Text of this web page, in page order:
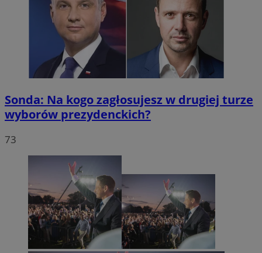
Sonda: Na kogo zagłosujesz w drugiej turze
wyborów prezydenckich?
73